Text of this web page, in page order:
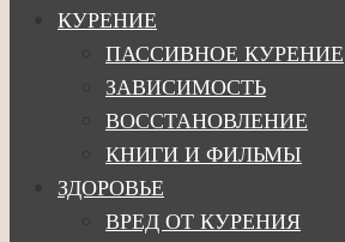
КУРЕНИЕ
ПАССИВНОЕ КУРЕНИЕ
ЗАВИСИМОСТЬ
ВОССТАНОВЛЕНИЕ
КНИГИ И ФИЛЬМЫ
ЗДОРОВЬЕ
ВРЕД ОТ КУРЕНИЯ